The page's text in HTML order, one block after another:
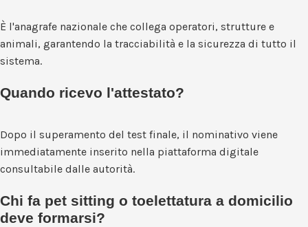
È l'anagrafe nazionale che collega operatori, strutture e
animali, garantendo la tracciabilità e la sicurezza di tutto il
sistema.
Quando ricevo l'attestato?
Dopo il superamento del test finale, il nominativo viene
immediatamente inserito nella piattaforma digitale
consultabile dalle autorità.
Chi fa pet sitting o toelettatura a domicilio
deve formarsi?